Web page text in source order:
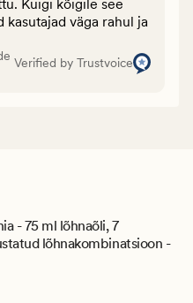
Kuigi kõigile see
väga rahul ja
Verified by Trustvoice
- 75 ml lõhnaõli, 7
lõhnakombinatsioon -